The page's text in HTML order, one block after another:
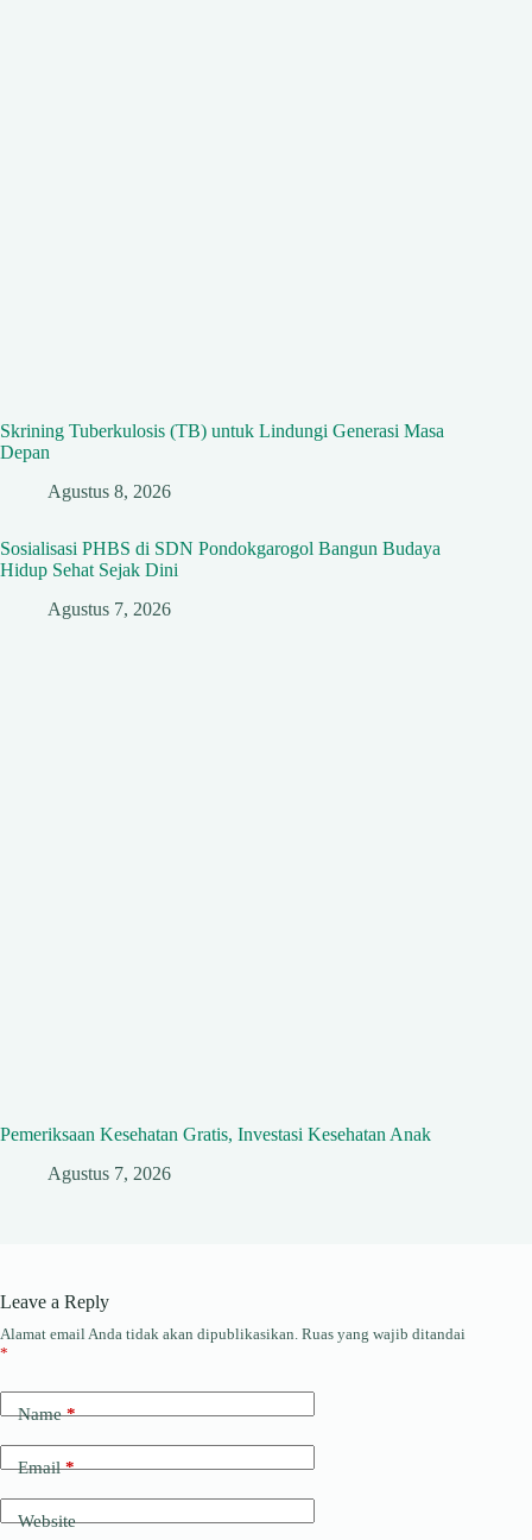
Skrining Tuberkulosis (TB) untuk Lindungi Generasi Masa
Depan
Agustus 8, 2026
Sosialisasi PHBS di SDN Pondokgarogol Bangun Budaya
Hidup Sehat Sejak Dini
Agustus 7, 2026
Pemeriksaan Kesehatan Gratis, Investasi Kesehatan Anak
Agustus 7, 2026
Leave a Reply
Alamat email Anda tidak akan dipublikasikan. Ruas yang wajib ditandai
*
Name*
Email*
Website